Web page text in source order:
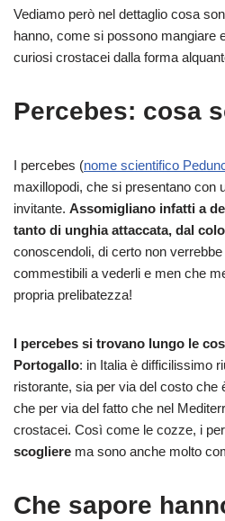
Vediamo però nel dettaglio cosa
hanno, come si possono mangiare
curiosi crostacei dalla forma
Percebes: cosa
I percebes (nome scientifico
maxillopodi, che si presentano con
invitante. Assomigliano infatti a
tanto di unghia attaccata, dal
conoscendoli, di certo non
commestibili a vederli e men che
propria prelibatezza!
I percebes si trovano lungo le
Portogallo: in Italia è difficilissimo
ristorante, sia per via del costo che
che per via del fatto che nel
crostacei. Così come le cozze, i
scogliere ma sono anche molto
Che sapore